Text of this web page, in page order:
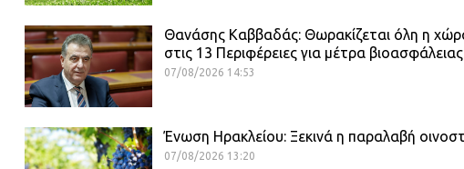
Θανάσης Καββαδάς: Θωρακίζεται όλη η
στις 13 Περιφέρειες για μέτρα βιοασφάλειας
07/08/2026 14:53
Ένωση Ηρακλείου: Ξεκινά η παραλαβή
07/08/2026 13:20